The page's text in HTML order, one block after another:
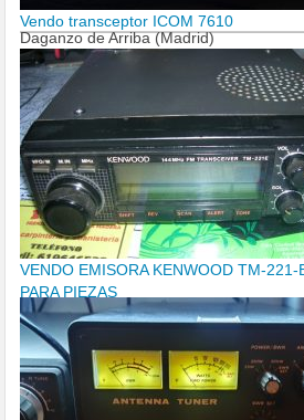
Vendo transceptor ICOM 7610
Daganzo de Arriba (Madrid)
VENDO EMISORA KENWOOD TM-221-
PARA PIEZAS